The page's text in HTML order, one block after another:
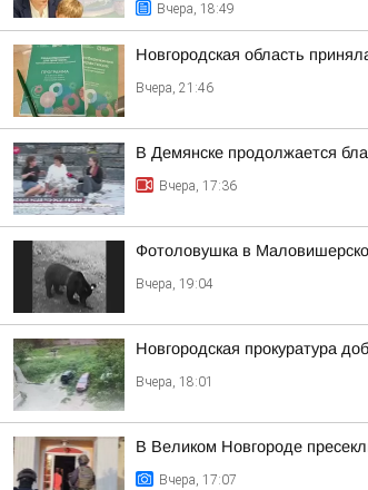
Вчера, 18:49
Новгородская область
Вчера, 21:46
В Демянске продолжается
Вчера, 17:36
Фотоловушка в
Вчера, 19:04
Новгородская прокуратура
Вчера, 18:01
В Великом Новгороде
Вчера, 17:07